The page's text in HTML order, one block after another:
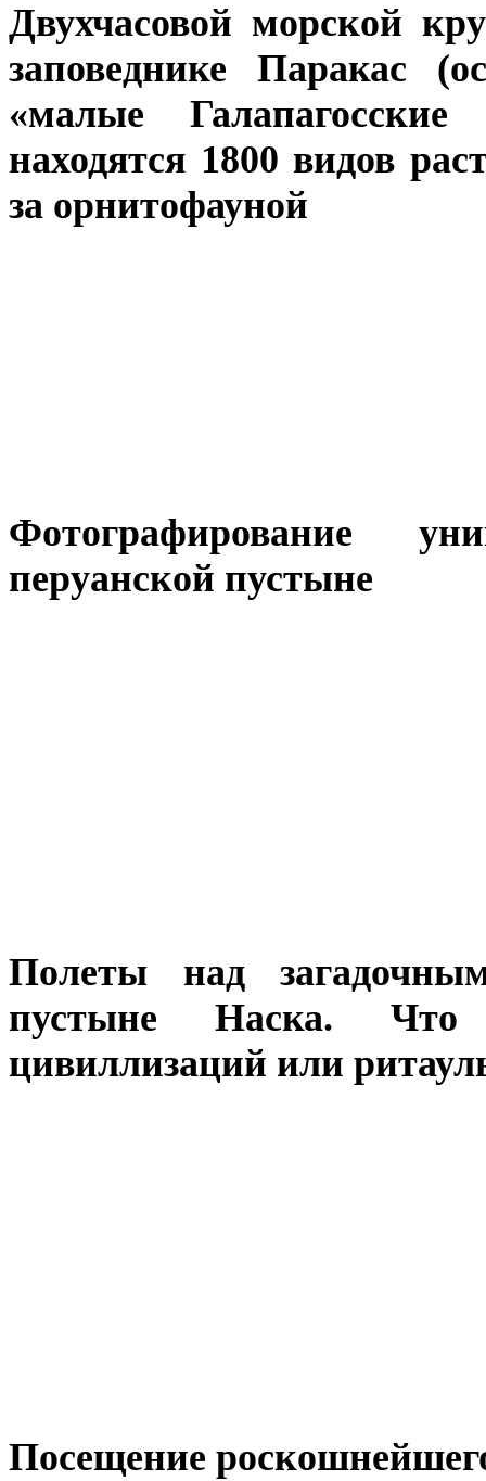
Двухчасовой морской
заповеднике Паракас
«малые
находятся 1800 видов
за орнитофауной
Фотографирование
перуанской пустыне
Полеты над
пустыне Наска. Что
цивиллизаций или
Посещение